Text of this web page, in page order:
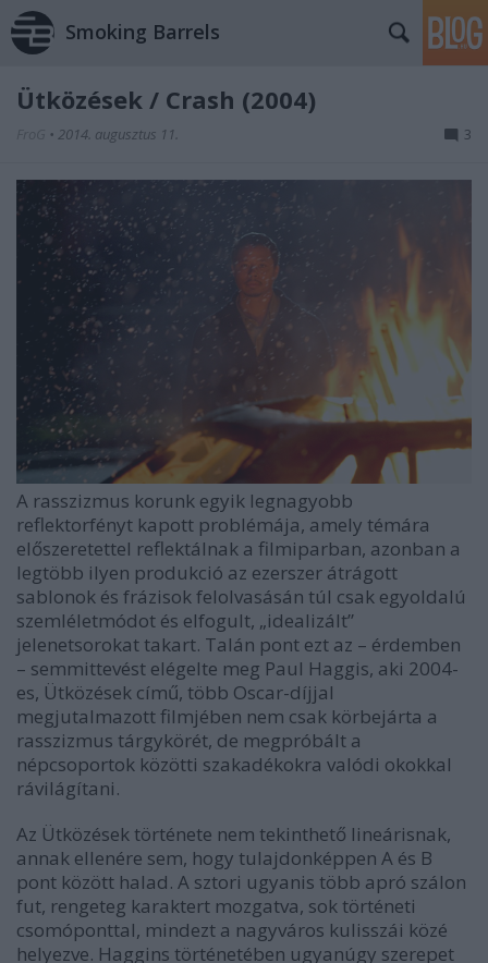
Smoking Barrels
Ütközések / Crash (2004)
• 2014. augusztus 11. 3
A rasszizmus korunk egyik legnagyobb
reflektorfényt kapott problémája, amely témára
előszeretettel reflektálnak a filmiparban, azonban a
legtöbb ilyen produkció az ezerszer átrágott
sablonok és frázisok felolvasásán túl csak egyoldalú
szemléletmódot és elfogult, „idealizált”
jelenetsorokat takart. Talán pont ezt az – érdemben
– semmittevést elégelte meg Paul Haggis, aki 2004-
es, Ütközések című, több Oscar-díjjal
megjutalmazott filmjében nem csak körbejárta a
rasszizmus tárgykörét, de megpróbált a
népcsoportok közötti szakadékokra valódi okokkal
rávilágítani.
Az Ütközések története nem tekinthető lineárisnak,
annak ellenére sem, hogy tulajdonképpen A és B
pont között halad. A sztori ugyanis több apró szálon
fut, rengeteg karaktert mozgatva, sok történeti
csomóponttal, mindezt a nagyváros kulisszái közé
helyezve. Haggins történetében ugyanúgy szerepet